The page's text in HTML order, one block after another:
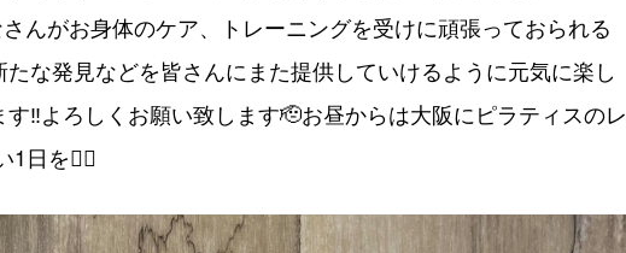
んがお身体のケア、トレーニングを受けに頑張っておられる
な発見などを皆さんにまた提供していけるように元気に楽し
‼︎よろしくお願い致します🫡お昼からは大阪にピラティスのレ
1日を🙇‍♂️